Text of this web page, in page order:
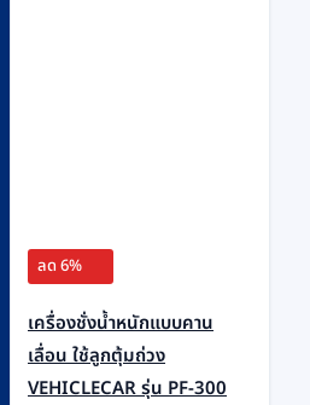
ลด 6%
เครื่องชั่งน้ำหนักแบบคาน
เลื่อน ใช้ลูกตุ้มถ่วง
VEHICLECAR รุ่น PF-300